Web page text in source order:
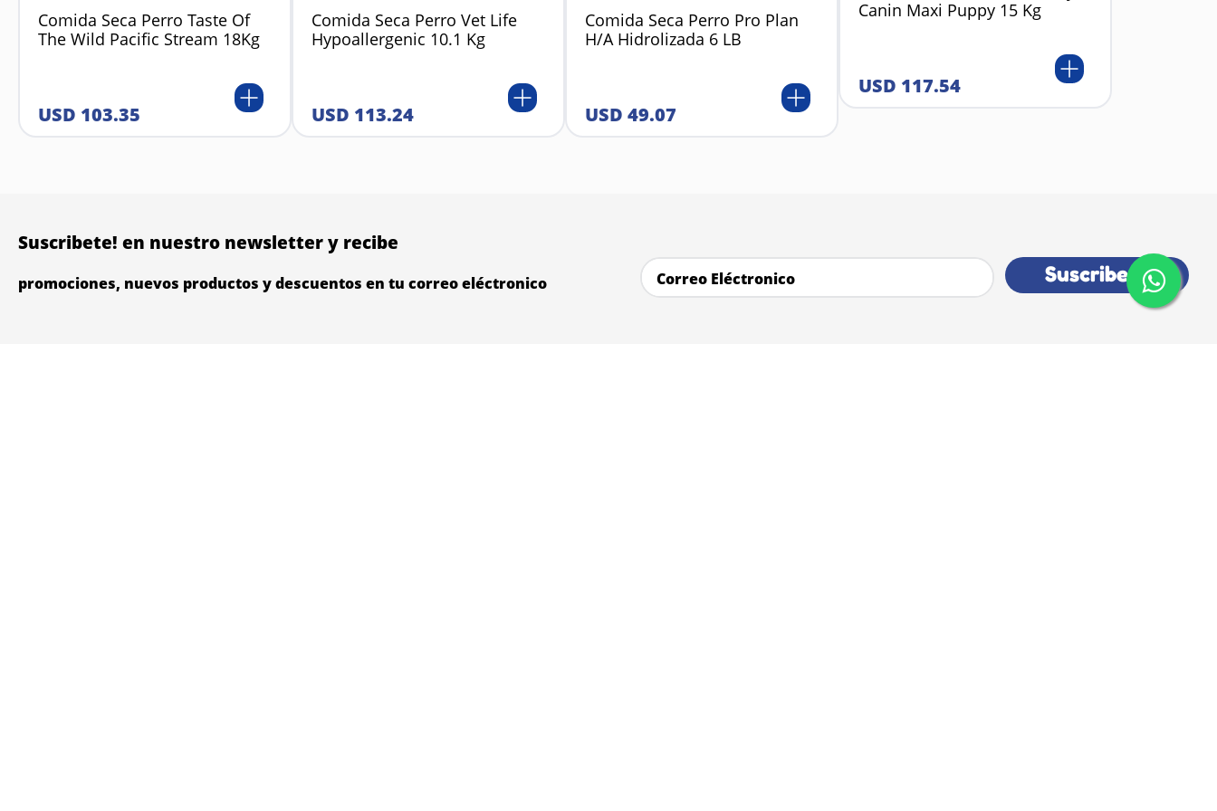
Comida Seca Perro Taste Of
The Wild Pacific Stream 18Kg
USD 103.35
Comida Seca Perro Vet Life
Hypoallergenic 10.1 Kg
USD 113.24
Comida Seca Perro Pro Plan
H/A Hidrolizada 6 LB
USD 49.07
Canin Maxi Puppy 15 Kg
USD 117.54
Suscribete! en nuestro newsletter y recibe
promociones, nuevos productos y descuentos en tu correo eléctronico Suscribete